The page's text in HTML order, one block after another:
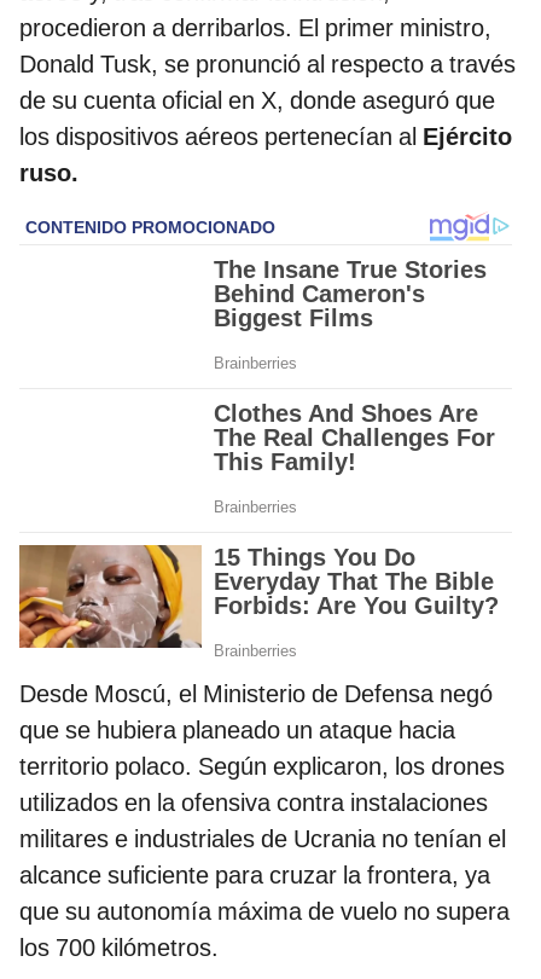
procedieron a derribarlos. El primer ministro,
Donald Tusk, se pronunció al respecto a través
de su cuenta oficial en X, donde aseguró que
los dispositivos aéreos pertenecían al Ejército
ruso.
Desde Moscú, el Ministerio de Defensa negó
que se hubiera planeado un ataque hacia
territorio polaco. Según explicaron, los drones
utilizados en la ofensiva contra instalaciones
militares e industriales de Ucrania no tenían el
alcance suficiente para cruzar la frontera, ya
que su autonomía máxima de vuelo no supera
los 700 kilómetros.